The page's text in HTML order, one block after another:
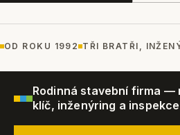
OD ROKU 1992 TŘI BRATŘI,
Rodinná stavební firma —
klíč, inženýring a